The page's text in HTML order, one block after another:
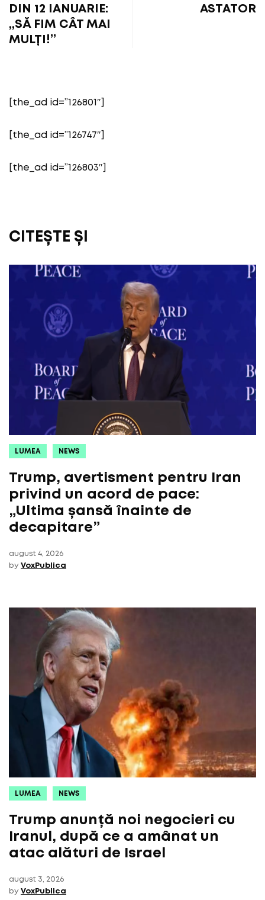
DIN 12 IANUARIE:
„SĂ FIM CÂT MAI
MULȚI!”
ASTATOR
[the_ad id=”126801″]
[the_ad id=”126747″]
[the_ad id=”126803″]
CITEȘTE ȘI
LUMEA NEWS
Trump, avertisment pentru Iran
privind un acord de pace:
„Ultima șansă înainte de
decapitare”
august 4, 2026
by VoxPublica
LUMEA NEWS
Trump anunță noi negocieri cu
Iranul, după ce a amânat un
atac alături de Israel
august 3, 2026
by VoxPublica